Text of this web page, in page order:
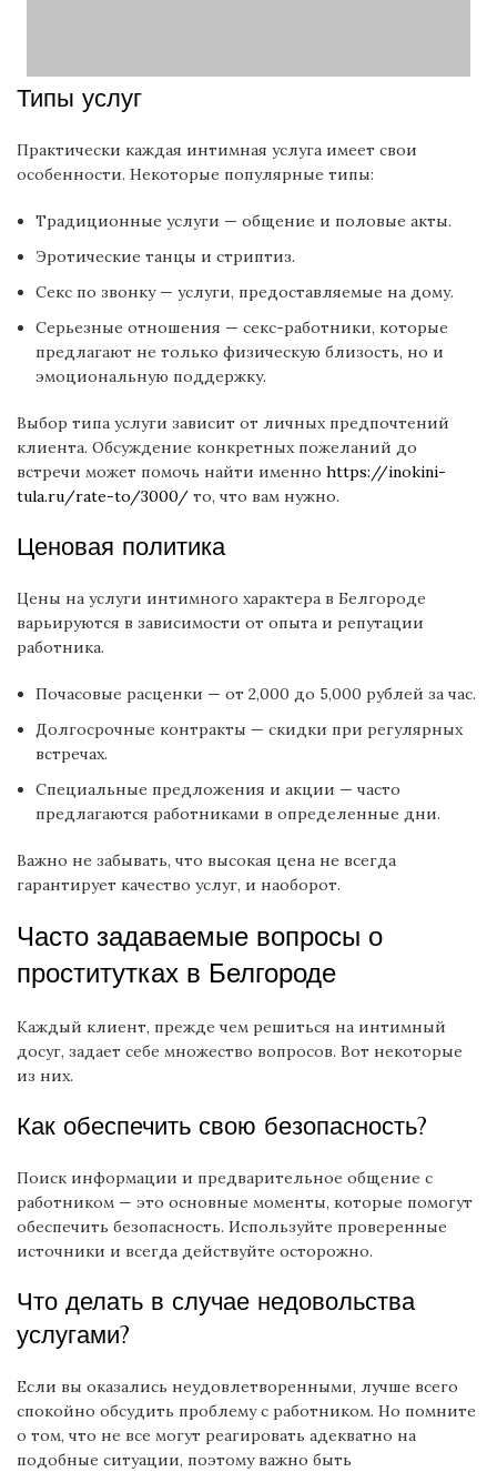
Типы услуг
Практически каждая интимная услуга имеет свои
особенности. Некоторые популярные типы:
Традиционные услуги — общение и половые акты.
Эротические танцы и стриптиз.
Секс по звонку — услуги, предоставляемые на дому.
Серьезные отношения — секс-работники, которые
предлагают не только физическую близость, но и
эмоциональную поддержку.
Выбор типа услуги зависит от личных предпочтений
клиента. Обсуждение конкретных пожеланий до
встречи может помочь найти именно https://inokini-
tula.ru/rate-to/3000/ то, что вам нужно.
Ценовая политика
Цены на услуги интимного характера в Белгороде
варьируются в зависимости от опыта и репутации
работника.
Почасовые расценки — от 2,000 до 5,000 рублей за час.
Долгосрочные контракты — скидки при регулярных
встречах.
Специальные предложения и акции — часто
предлагаются работниками в определенные дни.
Важно не забывать, что высокая цена не всегда
гарантирует качество услуг, и наоборот.
Часто задаваемые вопросы о
проститутках в Белгороде
Каждый клиент, прежде чем решиться на интимный
досуг, задает себе множество вопросов. Вот некоторые
из них.
Как обеспечить свою безопасность?
Поиск информации и предварительное общение с
работником — это основные моменты, которые помогут
обеспечить безопасность. Используйте проверенные
источники и всегда действуйте осторожно.
Что делать в случае недовольства
услугами?
Если вы оказались неудовлетворенными, лучше всего
спокойно обсудить проблему с работником. Но помните
о том, что не все могут реагировать адекватно на
подобные ситуации, поэтому важно быть